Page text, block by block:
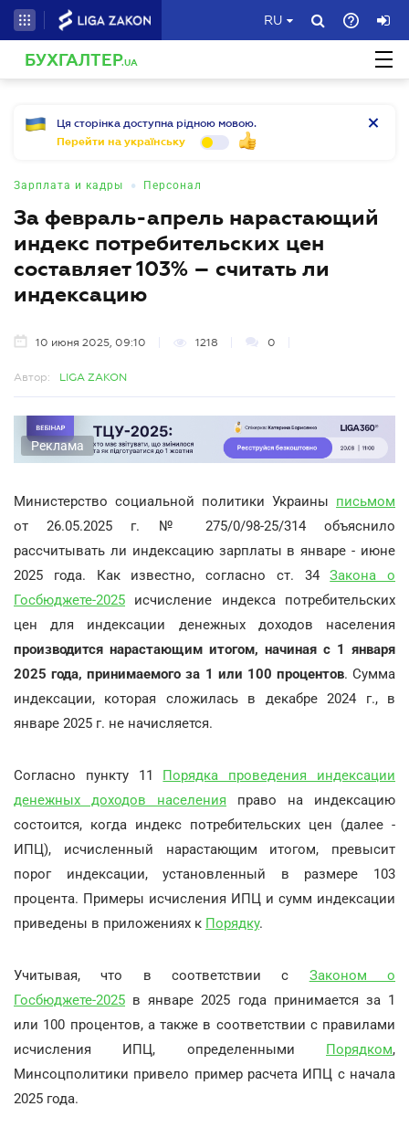
RU
БУХГАЛТЕР.UA
Ця сторінка доступна рідною мовою.
Перейти на українську
Зарплата и кадры • Персонал
За февраль-апрель нарастающий
индекс потребительских цен
составляет 103% – считать ли
индексацию
10 июня 2025, 09:10 1218 0
Автор: LIGA ZAKON
Реклама
Министерство социальной политики Украины письмом
от 26.05.2025 г. № 275/0/98-25/314 объяснило
рассчитывать ли индексацию зарплаты в январе - июне
2025 года. Как известно, согласно ст. 34Закона о
Госбюджете-2025 исчисление индекса потребительских
цен для индексации денежных доходов населения
производится нарастающим итогом, начиная с 1 января
2025 года, принимаемого за 1 или 100 процентов. Сумма
индексации, которая сложилась в декабре 2024 г., в
январе 2025 г. не начисляется.
Согласно пункту 11 Порядка проведения индексации
денежных доходов населения право на индексацию
состоится, когда индекс потребительских цен (далее -
ИПЦ), исчисленный нарастающим итогом, превысит
порог индексации, установленный в размере 103
процента. Примеры исчисления ИПЦ и сумм индексации
приведены в приложениях к Порядку.
Учитывая, что в соответствии с Законом о
Госбюджете-2025 в январе 2025 года принимается за 1
или 100 процентов, а также в соответствии с правилами
исчисления ИПЦ, определенными Порядком,
Минсоцполитики привело пример расчета ИПЦ с начала
2025 года.